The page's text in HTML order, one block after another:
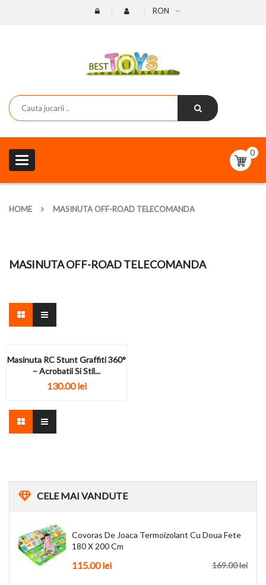
RON
Toggle
navigation
0
HOME MASINUTA OFF-ROAD TELECOMANDA
CELEMAI VANDUTE
Covoras De Joaca Termoizolant Cu Doua Fete
180 X 200 Cm
169.00lei
115.00lei
MASINUTA OFF-ROAD TELECOMANDA
Masinuta RC Stunt Graffiti 360°
– Acrobatii Si Stil...
130.00lei